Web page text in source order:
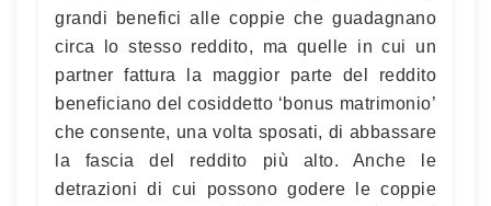
grandi benefici alle coppie che guadagnano
circa lo stesso reddito, ma quelle in cui un
partner fattura la maggior parte del reddito
beneficiano del cosiddetto ‘bonus matrimonio’
che consente, una volta sposati, di abbassare
la fascia del reddito più alto. Anche le
detrazioni di cui possono godere le coppie